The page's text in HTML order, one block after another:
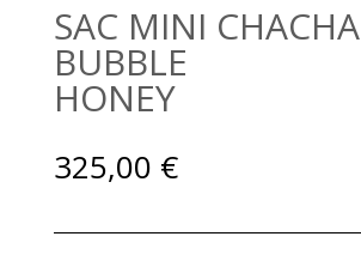
SAC MINI CHACHA
BUBBLE
HONEY
325,00 €